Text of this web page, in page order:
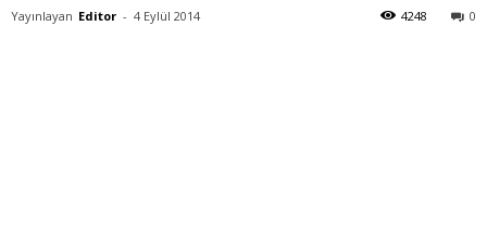
Yayınlayan Editor - 4 Eylül 2014 0
4248